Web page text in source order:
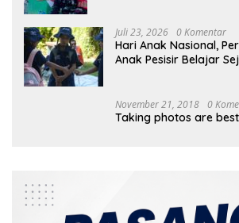
Juli 23, 2026 0 Komentar
Hari Anak Nasional,
Anak Pesisir Belajar
November 21, 2018 0
Taking photos are